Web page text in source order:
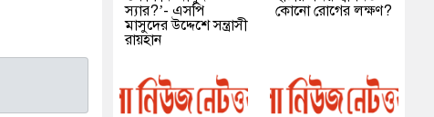
স্যার?’- এসপি
মাসুদের উদ্দেশে সন্ত্রাসী
রায়হান
কোনো রোগের লক্ষণ?